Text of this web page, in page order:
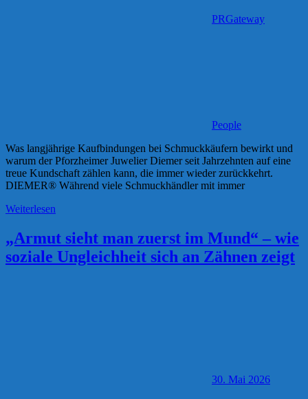
PRGateway
People
Was langjährige Kaufbindungen bei Schmuckkäufern bewirkt und
warum der Pforzheimer Juwelier Diemer seit Jahrzehnten auf eine
treue Kundschaft zählen kann, die immer wieder zurückkehrt.
DIEMER® Während viele Schmuckhändler mit immer
Weiterlesen
„Armut sieht man zuerst im Mund“ – wie
soziale Ungleichheit sich an Zähnen zeigt
30. Mai 2026